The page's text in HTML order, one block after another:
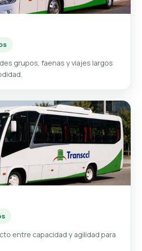
grupos, faenas y viajes largos
entre capacidad y agilidad para